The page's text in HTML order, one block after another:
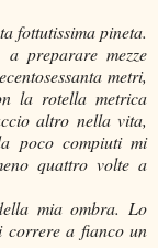
fottutissima pineta.
preparare mezze
metri,
la rotella metrica
altro nella vita,
poco compiuti mi
quattro volte a
mia ombra. Lo
correre a fianco un